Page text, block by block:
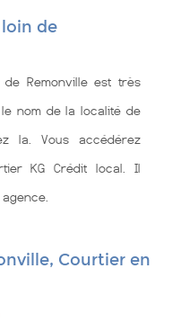
de
Remonville est très
nom de la localité de
la. Vous accédérez
KG Crédit local. Il
Courtier en